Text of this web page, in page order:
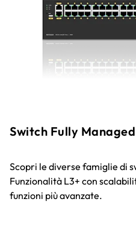
Switch Fully Managed
Scopri le diverse famiglie di
Funzionalità L3+ con
funzioni più avanzate.